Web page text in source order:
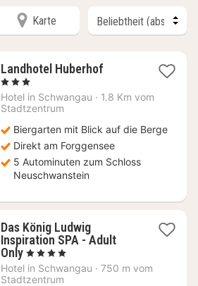
Karte
Landhotel Huberhof2
ab
, 3 Sterne
Hotel in Schwangau · 1.8 Km vom
Stadtzentrum
Biergarten mit Blick auf die Berge
Direkt am Forggensee
5 Autominuten zum Schloss
Neuschwanstein
Das König Ludwig
Inspiration SPA - Adult
Only1
Nacht
ab
, 4 Sterne
Hotel in Schwangau · 750 m vom
Stadtzentrum